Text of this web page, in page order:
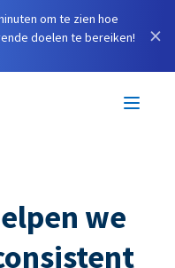
om te zien hoe
doelen te bereiken!
×
we